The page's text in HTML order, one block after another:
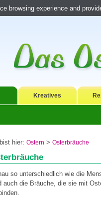
Kreatives
hier: Ostern > Osterbräuche
so unterschiedlich wie die
auch die Bräuche, die sie mit
browsing experience and